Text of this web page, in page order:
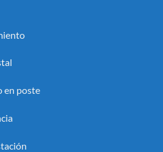
en poste